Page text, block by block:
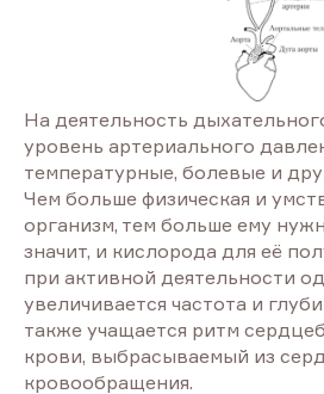
На деятельность
уровень артериального
температурные, болевые и
Чем больше физическая и
организм, тем больше ему
значит, и кислорода для её
при активной деятельности
увеличивается частота и
также учащается ритм
крови, выбрасываемый из
кровообращения.